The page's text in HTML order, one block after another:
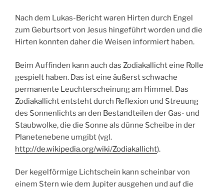
Nach dem Lukas-Bericht waren Hirten durch Engel
zum Geburtsort von Jesus hingeführt worden und die
Hirten konnten daher die Weisen informiert haben.
Beim Auffinden kann auch das Zodiakallicht eine Rolle
gespielt haben. Das ist eine äußerst schwache
permanente Leuchterscheinung am Himmel. Das
Zodiakallicht entsteht durch Reflexion und Streuung
des Sonnenlichts an den Bestandteilen der Gas- und
Staubwolke, die die Sonne als dünne Scheibe in der
Planetenebene umgibt (vgl.
http://de.wikipedia.org/wiki/Zodiakallicht).
Der kegelförmige Lichtschein kann scheinbar von
einem Stern wie dem Jupiter ausgehen und auf die